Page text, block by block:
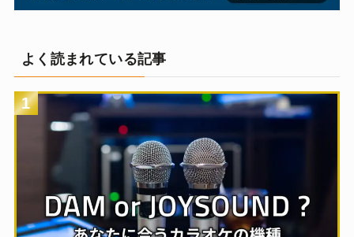
よく読まれている記事
1